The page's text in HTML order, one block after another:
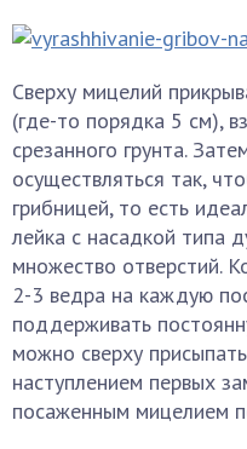
Сверху мицелий
(где-то порядка 5 см),
срезанного грунта.
осуществляться так,
грибницей, то есть
лейка с насадкой типа
множество отверстий.
2-3 ведра на каждую
поддерживать
можно сверху
наступлением первых
посаженным мицелием